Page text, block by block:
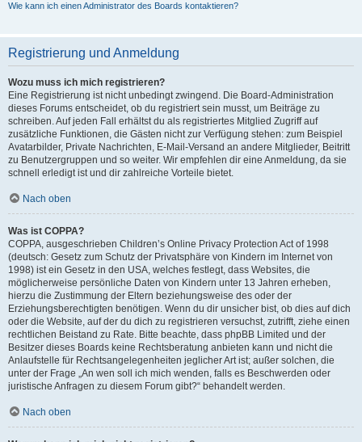
Wie kann ich einen Administrator des Boards kontaktieren?
Registrierung und Anmeldung
Wozu muss ich mich registrieren?
Eine Registrierung ist nicht unbedingt zwingend. Die Board-Administration
dieses Forums entscheidet, ob du registriert sein musst, um Beiträge zu
schreiben. Auf jeden Fall erhältst du als registriertes Mitglied Zugriff auf
zusätzliche Funktionen, die Gästen nicht zur Verfügung stehen: zum Beispiel
Avatarbilder, Private Nachrichten, E-Mail-Versand an andere Mitglieder, Beitritt
zu Benutzergruppen und so weiter. Wir empfehlen dir eine Anmeldung, da sie
schnell erledigt ist und dir zahlreiche Vorteile bietet.
Nach oben
Was ist COPPA?
COPPA, ausgeschrieben Children’s Online Privacy Protection Act of 1998
(deutsch: Gesetz zum Schutz der Privatsphäre von Kindern im Internet von
1998) ist ein Gesetz in den USA, welches festlegt, dass Websites, die
möglicherweise persönliche Daten von Kindern unter 13 Jahren erheben,
hierzu die Zustimmung der Eltern beziehungsweise des oder der
Erziehungsberechtigten benötigen. Wenn du dir unsicher bist, ob dies auf dich
oder die Website, auf der du dich zu registrieren versuchst, zutrifft, ziehe einen
rechtlichen Beistand zu Rate. Bitte beachte, dass phpBB Limited und der
Besitzer dieses Boards keine Rechtsberatung anbieten kann und nicht die
Anlaufstelle für Rechtsangelegenheiten jeglicher Art ist; außer solchen, die
unter der Frage „An wen soll ich mich wenden, falls es Beschwerden oder
juristische Anfragen zu diesem Forum gibt?“ behandelt werden.
Nach oben